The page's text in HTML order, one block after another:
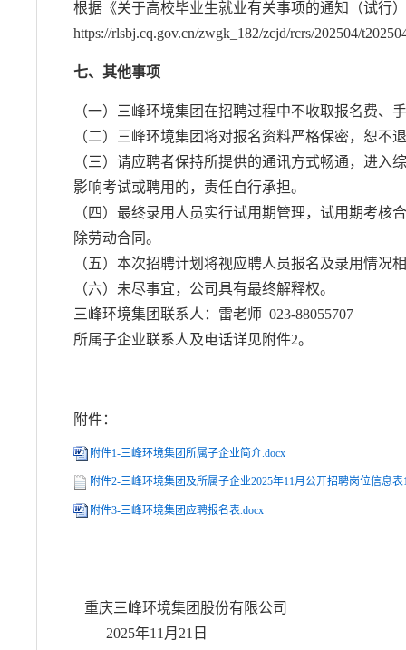
根据《关于高校毕业生就业有关事项的通知（试行
https://rlsbj.cq.gov.cn/zwgk_182/zcjd/rcrs/202504/
七、其他事项
（一）三峰环境集团在招聘过程中不收取报名费
（二）三峰环境集团将对报名资料严格保密，恕
（三）请应聘者保持所提供的通讯方式畅通，进
影响考试或聘用的，责任自行承担。
（四）最终录用人员实行试用期管理，试用期考
除劳动合同。
（五）本次招聘计划将视应聘人员报名及录用情
（六）未尽事宜，公司具有最终解释权。
三峰环境集团联系人：雷老师 023-88055707
所属子企业联系人及电话详见附件2。
附件：
附件1-三峰环境集团所属子企业简介.docx
附件2-三峰环境集团及所属子企业2025年11月公开招聘岗位信息表
附件3-三峰环境集团应聘报名表.docx
重庆三峰环境集团股份有限公司
2025年11月21日